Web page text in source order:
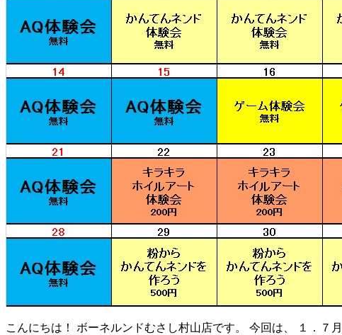
こんにちは！ ボーネルンドむさし村山店です。 今回は、 １．